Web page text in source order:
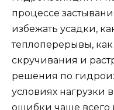
процессе
избежать усадки,
теплоперерывы,
скручивания и
решения по
условиях нагрузки
ошибки чаще всего